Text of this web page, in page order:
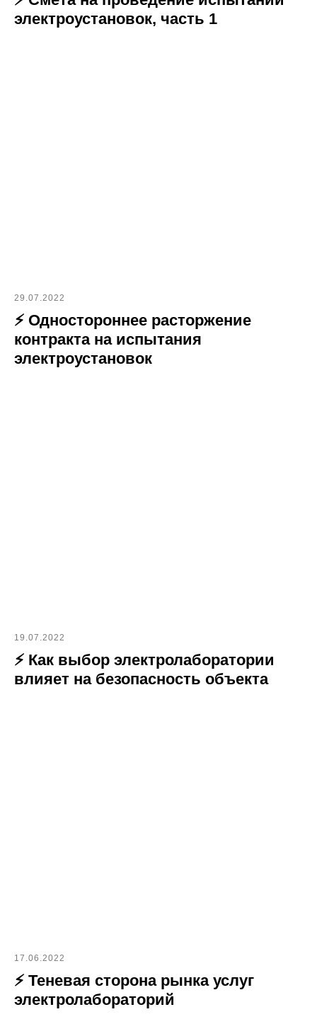
электроустановок, часть 1
29.07.2022
⚡ Одностороннее расторжение
контракта на испытания
электроустановок
19.07.2022
⚡ Как выбор электролаборатории
влияет на безопасность объекта
17.06.2022
⚡ Теневая сторона рынка услуг
электролабораторий